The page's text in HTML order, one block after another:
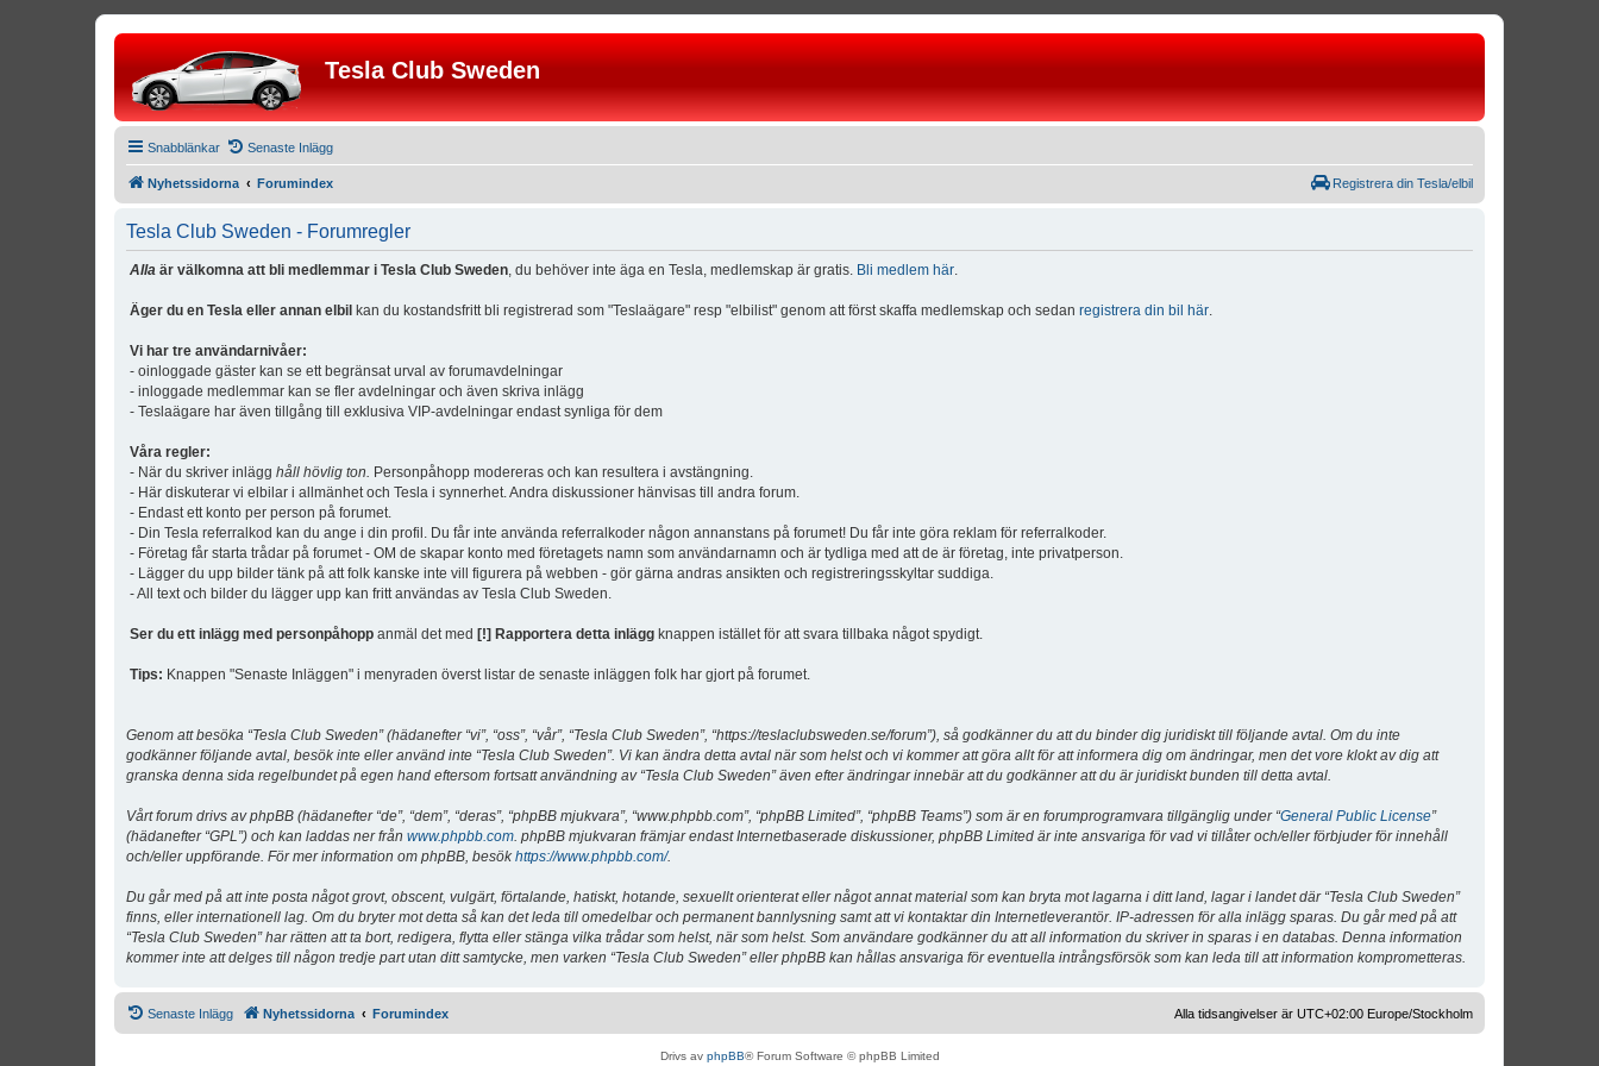
Tesla Club Sweden
Snabblänkar Senaste Inlägg
Nyhetssidorna Forumindex Registrera din Tesla/elbil
Tesla Club Sweden - Forumregler
Alla är välkomna att bli medlemmar i Tesla Club Sweden, du behöver inte äga en Tesla, medlemskap är gratis. Bli medlem här.
Äger du en Tesla eller annan elbil kan du kostandsfritt bli registrerad som "Teslaägare" resp "elbilist" genom att först skaffa medlemskap och sedan registrera din bil här.
Vi har tre användarnivåer:
- oinloggade gäster kan se ett begränsat urval av forumavdelningar
- inloggade medlemmar kan se fler avdelningar och även skriva inlägg
- Teslaägare har även tillgång till exklusiva VIP-avdelningar endast synliga för dem
Våra regler:
- När du skriver inlägg håll hövlig ton. Personpåhopp modereras och kan resultera i avstängning.
- Här diskuterar vi elbilar i allmänhet och Tesla i synnerhet. Andra diskussioner hänvisas till andra forum.
- Endast ett konto per person på forumet.
- Din Tesla referralkod kan du ange i din profil. Du får inte använda referralkoder någon annanstans på forumet! Du får inte göra reklam för referralkoder.
- Företag får starta trådar på forumet - OM de skapar konto med företagets namn som användarnamn och är tydliga med att de är företag, inte privatperson.
- Lägger du upp bilder tänk på att folk kanske inte vill figurera på webben - gör gärna andras ansikten och registreringsskyltar suddiga.
- All text och bilder du lägger upp kan fritt användas av Tesla Club Sweden.
Ser du ett inlägg med personpåhopp anmäl det med [!] Rapportera detta inlägg knappen istället för att svara tillbaka något spydigt.
Tips: Knappen "Senaste Inläggen" i menyraden överst listar de senaste inläggen folk har gjort på forumet.
Genom att besöka “Tesla Club Sweden” (hädanefter “vi”, “oss”, “vår”, “Tesla Club Sweden”, “https://teslaclubsweden.se/forum”), så godkänner du att du binder dig juridiskt till följande avtal. Om du inte
godkänner följande avtal, besök inte eller använd inte “Tesla Club Sweden”. Vi kan ändra detta avtal när som helst och vi kommer att göra allt för att informera dig om ändringar, men det vore klokt av dig att
granska denna sida regelbundet på egen hand eftersom fortsatt användning av “Tesla Club Sweden” även efter ändringar innebär att du godkänner att du är juridiskt bunden till detta avtal.
Vårt forum drivs av phpBB (hädanefter “de”, “dem”, “deras”, “phpBB mjukvara”, “www.phpbb.com”, “phpBB Limited”, “phpBB Teams”) som är en forumprogramvara tillgänglig under “General Public License”
(hädanefter “GPL”) och kan laddas ner från www.phpbb.com. phpBB mjukvaran främjar endast Internetbaserade diskussioner, phpBB Limited är inte ansvariga för vad vi tillåter och/eller förbjuder för innehåll
och/eller uppförande. För mer information om phpBB, besökhttps://www.phpbb.com/.
Du går med på att inte posta något grovt, obscent, vulgärt, förtalande, hatiskt, hotande, sexuellt orienterat eller något annat material som kan bryta mot lagarna i ditt land, lagar i landet där “Tesla Club Sweden”
finns, eller internationell lag. Om du bryter mot detta så kan det leda till omedelbar och permanent bannlysning samt att vi kontaktar din Internetleverantör. IP-adressen för alla inlägg sparas. Du går med på att
“Tesla Club Sweden” har rätten att ta bort, redigera, flytta eller stänga vilka trådar som helst, när som helst. Som användare godkänner du att all information du skriver in sparas i en databas. Denna information
kommer inte att delges till någon tredje part utan ditt samtycke, men varken “Tesla Club Sweden” eller phpBB kan hållas ansvariga för eventuella intrångsförsök som kan leda till att information komprometteras.
Senaste Inlägg Nyhetssidorna Forumindex Alla tidsangivelser är UTC+02:00 Europe/Stockholm
Drivs av phpBB® Forum Software © phpBB Limited